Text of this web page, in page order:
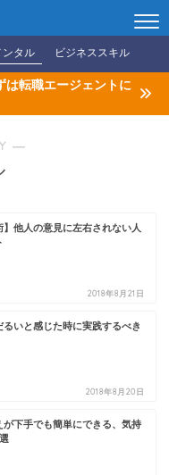
ンタル ビジネススキル
は転職エージェントに
―
】他人の意見に左右されない人
2018年8月21日
るいと感じた時に実践するべき
2018年8月20日
が下手でも簡単にできる、気持